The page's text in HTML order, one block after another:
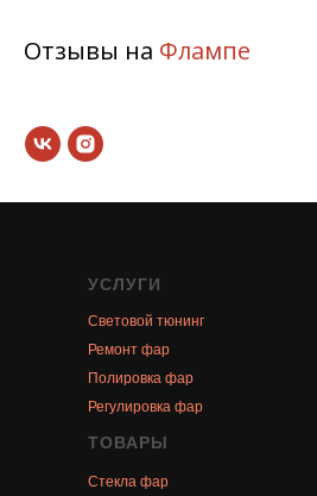
Отзывы на Флампе
УСЛУГИ
Световой тюнинг
Ремонт фар
Полировка фар
Регулировка фар
ТОВАРЫ
Стекла фар